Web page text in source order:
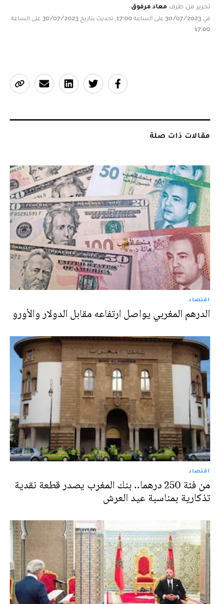
تحرير من طرف معاد مرفوق
في 30/07/2023 على الساعة 17:00, تحديث بتاريخ 30/07/2023 على الساعة
17:00
مقالات ذات صلة
اقتصاد
الدرهم المغربي يواصل ارتفاعه مقابل الدولار والأورو
اقتصاد
من فئة 250 درهما.. بنك المغرب يصدر قطعة نقدية
تذكارية بمناسبة عيد العرش